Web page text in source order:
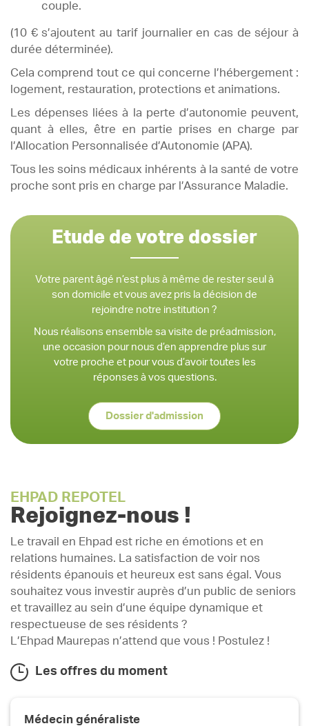
couple.
(10 € s’ajoutent au tarif journalier en cas de séjour à
durée déterminée).
Cela comprend tout ce qui concerne l’hébergement :
logement, restauration, protections et animations.
Les dépenses liées à la perte d’autonomie peuvent,
quant à elles, être en partie prises en charge par
l’Allocation Personnalisée d’Autonomie (APA).
Tous les soins médicaux inhérents à la santé de votre
proche sont pris en charge par l’Assurance Maladie.
Etude de votre dossier
Votre parent âgé n’est plus à même de rester seul à
son domicile et vous avez pris la décision de
rejoindre notre institution ?
Nous réalisons ensemble sa visite de préadmission,
une occasion pour nous d’en apprendre plus sur
votre proche et pour vous d’avoir toutes les
réponses à vos questions.
Dossier d'admission
EHPAD REPOTEL
Rejoignez-nous !
Le travail en Ehpad est riche en émotions et en
relations humaines. La satisfaction de voir nos
résidents épanouis et heureux est sans égal. Vous
souhaitez vous investir auprès d’un public de seniors
et travaillez au sein d’une équipe dynamique et
respectueuse de ses résidents ?
L’Ehpad Maurepas n’attend que vous ! Postulez !
Les offres du moment
Médecin généraliste